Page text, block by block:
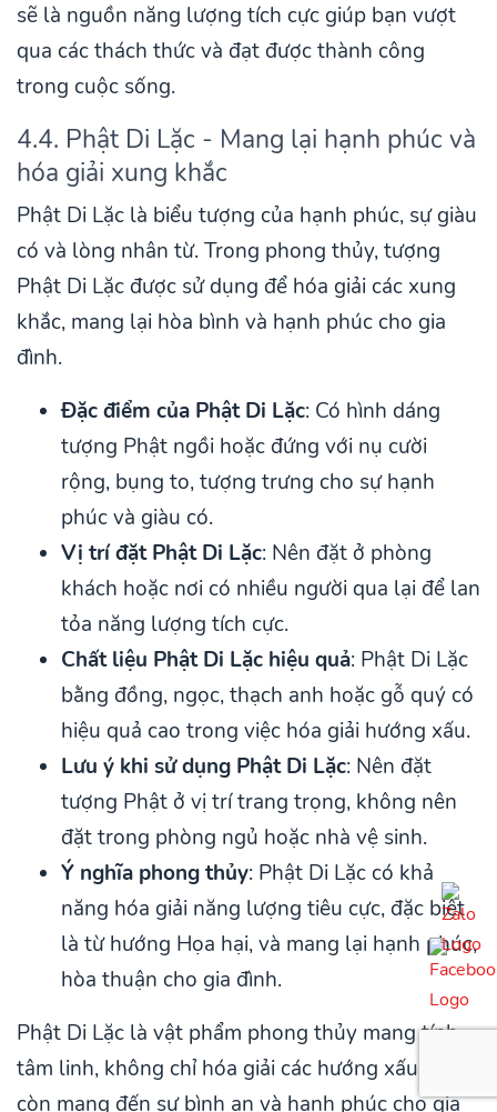
sẽ là nguồn năng lượng tích cực giúp bạn vượt
qua các thách thức và đạt được thành công
trong cuộc sống.
4.4. Phật Di Lặc - Mang lại hạnh phúc và
hóa giải xung khắc
Phật Di Lặc là biểu tượng của hạnh phúc, sự giàu
có và lòng nhân từ. Trong phong thủy, tượng
Phật Di Lặc được sử dụng để hóa giải các xung
khắc, mang lại hòa bình và hạnh phúc cho gia
đình.
Đặc điểm của Phật Di Lặc: Có hình dáng
tượng Phật ngồi hoặc đứng với nụ cười
rộng, bụng to, tượng trưng cho sự hạnh
phúc và giàu có.
Vị trí đặt Phật Di Lặc: Nên đặt ở phòng
khách hoặc nơi có nhiều người qua lại để lan
tỏa năng lượng tích cực.
Chất liệu Phật Di Lặc hiệu quả: Phật Di Lặc
bằng đồng, ngọc, thạch anh hoặc gỗ quý có
hiệu quả cao trong việc hóa giải hướng xấu.
Lưu ý khi sử dụng Phật Di Lặc: Nên đặt
tượng Phật ở vị trí trang trọng, không nên
đặt trong phòng ngủ hoặc nhà vệ sinh.
Ý nghĩa phong thủy: Phật Di Lặc có khả
năng hóa giải năng lượng tiêu cực, đặc biệt
là từ hướng Họa hại, và mang lại hạnh phúc,
hòa thuận cho gia đình.
Phật Di Lặc là vật phẩm phong thủy mang tính
tâm linh, không chỉ hóa giải các hướng xấu mà
còn mang đến sự bình an và hạnh phúc cho gia